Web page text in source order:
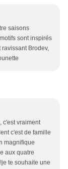
saisons
sont inspirés
Brodev,
c'est vraiment
c'est de famille
magnifique
aux quatre
te souhaite une